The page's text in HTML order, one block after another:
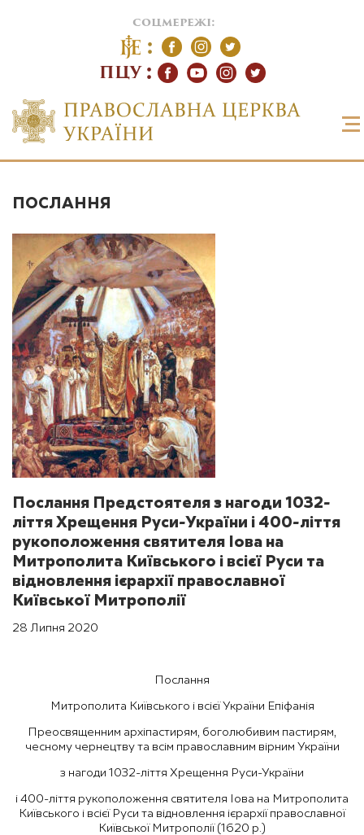
соцмережі:
ПЦУ
ПОСЛАННЯ
Послання Предстоятеля з нагоди 1032-
ліття Хрещення Руси-України і 400-ліття
рукоположення святителя Іова на
Митрополита Київського і всієї Руси та
відновлення ієрархії православної
Київської Митрополії
28 Липня 2020
Послання
Митрополита Київського і всієї України Епіфанія
Преосвященним архіпастирям, боголюбивим пастирям,
чесному чернецтву та всім православним вірним України
з нагоди 1032-ліття Хрещення Руси-України
і 400-ліття рукоположення святителя Іова на Митрополита
Київського і всієї Руси та відновлення ієрархії православної
Київської Митрополії (1620 р.)